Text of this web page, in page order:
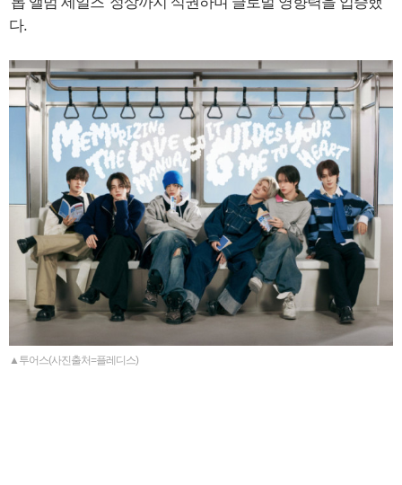
다.
▲투어스(사진출처=플레디스)